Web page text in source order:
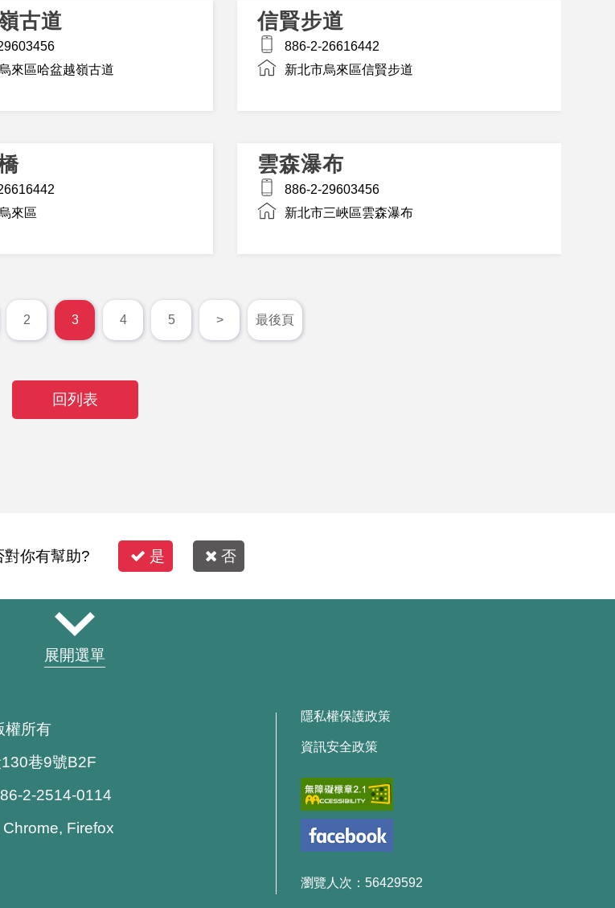
古道
來區哈盆越嶺古道
信賢步道
886-2-26616442
新北市烏來區信賢步道
來區
雲森瀑布
886-2-29603456
新北市三峽區雲森瀑布
2 3 4 5 > 最後頁
回列表
你有幫助? 是 否
展開選單
權所有
巷9號B2F
2-2514-0114
Firefox
隱私權保護政策
資訊安全政策
瀏覽人次：56429592